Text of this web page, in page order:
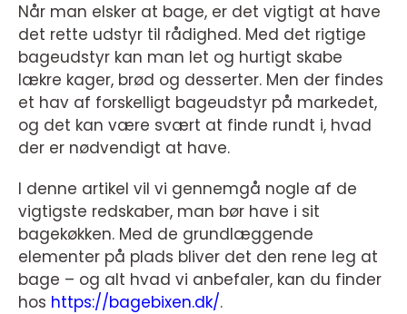
Når man elsker at bage, er det vigtigt at have
det rette udstyr til rådighed. Med det rigtige
bageudstyr kan man let og hurtigt skabe
lækre kager, brød og desserter. Men der findes
et hav af forskelligt bageudstyr på markedet,
og det kan være svært at finde rundt i, hvad
der er nødvendigt at have.
I denne artikel vil vi gennemgå nogle af de
vigtigste redskaber, man bør have i sit
bagekøkken. Med de grundlæggende
elementer på plads bliver det den rene leg at
bage – og alt hvad vi anbefaler, kan du finder
hos https://bagebixen.dk/.